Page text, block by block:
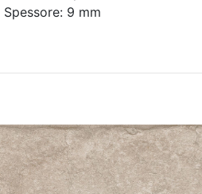
Spessore: 9 mm